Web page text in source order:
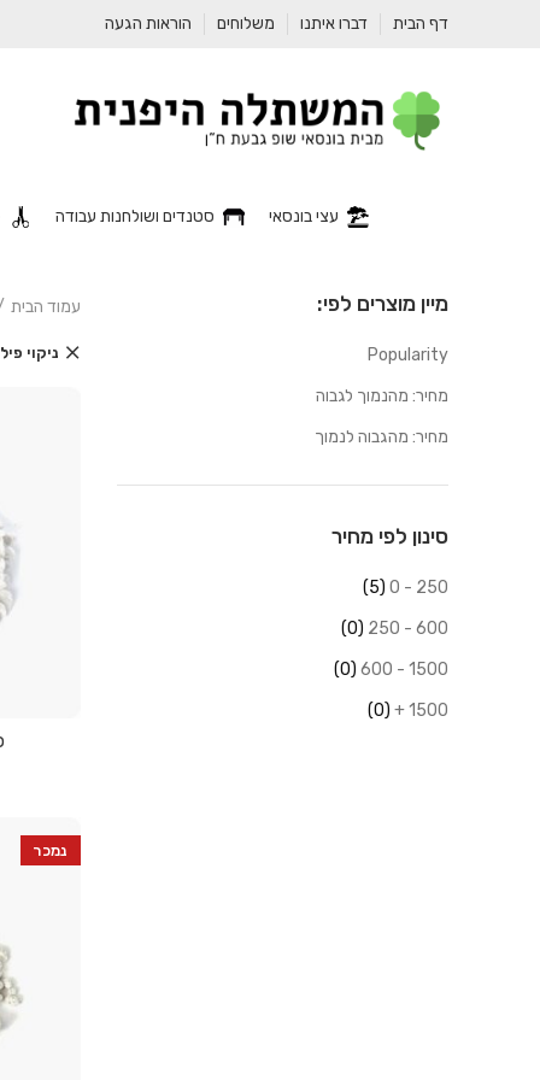
דף הבית דברו איתנו משלוחים הוראות הגעה
עצי בונסאי סטנדים ושולחנות עבודה
מיין מוצרים לפי:
Popularity
מחיר: מהנמוך לגבוה
מחיר: מהגבוה לנמוך
סינון לפי מחיר
250 - 0
(5)
600 - 250
(0)
1500 - 600
(0)
1500 +
(0)
עמוד הבית
ניקוי
נמכר